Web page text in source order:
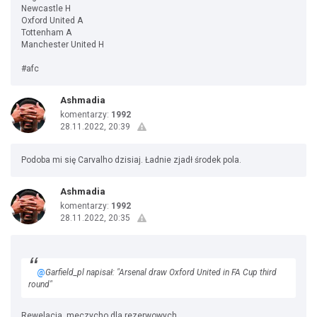
Newcastle H
Oxford United A
Tottenham A
Manchester United H
#afc
Ashmadia
komentarzy: 1992
28.11.2022, 20:39
Podoba mi się Carvalho dzisiaj. Ładnie zjadł środek pola.
Ashmadia
komentarzy: 1992
28.11.2022, 20:35
@Garfield_pl napisał: "Arsenal draw Oxford United in FA Cup third
round"